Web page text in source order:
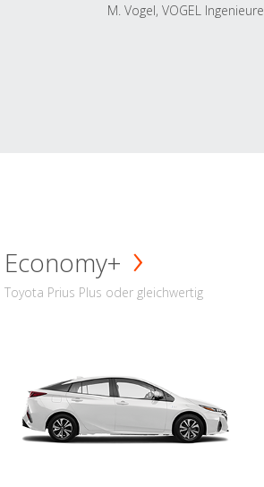
M. Vogel, VOGEL Ingenieure
Economy+
Toyota Prius Plus oder gleichwertig